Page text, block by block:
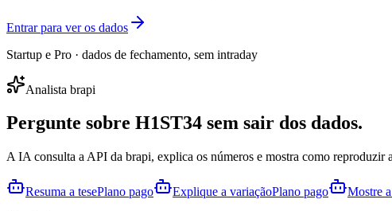
Entrar para ver os dados
Startup e Pro · dados de fechamento, sem intraday
Analista brapi
Pergunte sobre H1ST34 sem sair dos dados.
A IA consulta a API da brapi, explica os números e mostra como reproduzir
Resuma a tesePlano pago Explique a variaçãoPlano pago Mostre